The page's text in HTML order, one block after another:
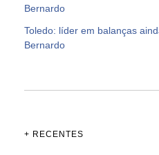
Bernardo
Toledo: líder em balanças
Bernardo
+ RECENTES